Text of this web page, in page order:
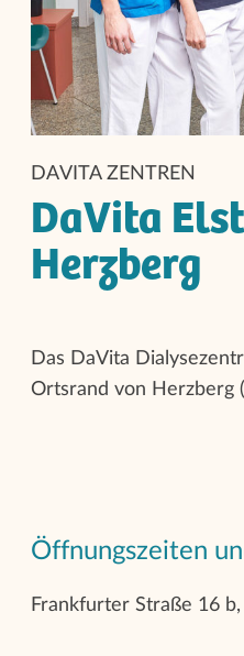
DAVITA ZENTREN
DaVita
Herzberg
Das DaVita
Ortsrand von Herzberg
Öffnungszeiten
Frankfurter Straße 16